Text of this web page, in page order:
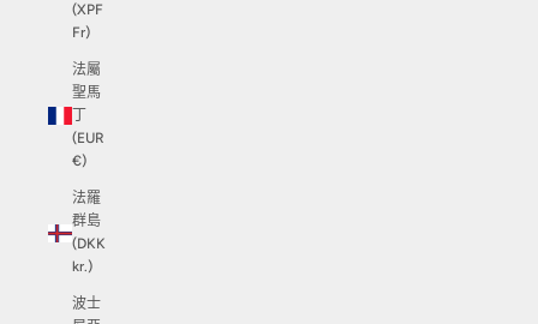
(XPF
Fr)
法屬
聖馬
(EUR
€)
法羅
群島
(DKK
kr.)
波士